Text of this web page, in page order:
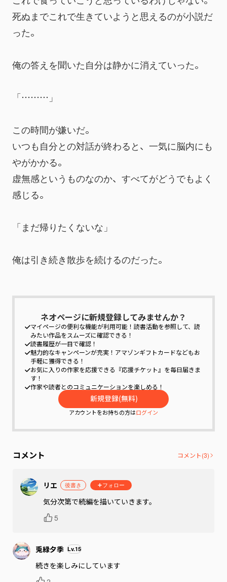
死ぬまでこれで生きていようと思えるのが小説だ
った。
俺の答えを聞いた自分は静かに消えていった。
「………」
この時間が嫌いだ。
いつも自分との対話が終わると、一気に脳内にも
やがかかる。
虚無感というものなのか、すべてがどうでもよく
感じる。
「まだ帰りたくないな」
俺は引き続き散歩を続けるのだった。
ネオページに新規登録してみませんか？
マイページの便利な機能が利用可能！ 読書活動を参照して、読
みたい作品をスムーズに確認できる！
読書履歴が一目で確認！
魅力的なキャンペーンが充実！ アマゾンギフトカードなどもお
手軽に獲得できる！
お気に入りの作家を応援できる『応援チケット』を毎日届きま
す！
作家や読者とのコミュニケーションを楽しめる！
アカウントをお持ちの方はログイン
コメント コメント(3)
リエ 後書き フォロー
気分次第で続編を描いていきます。
5
兎緑夕季 Lv.15
続きを楽しみにしています